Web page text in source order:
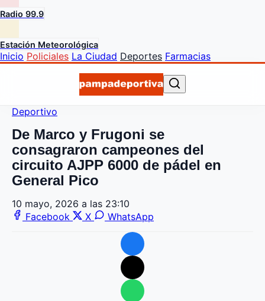
Radio 99.9
Estación Meteorológica
Inicio Policiales La Ciudad Deportes Farmacias
Deportivo
De Marco y Frugoni se
consagraron campeones del
circuito AJPP 6000 de pádel en
General Pico
10 mayo, 2026 a las 23:10
Facebook
X WhatsApp